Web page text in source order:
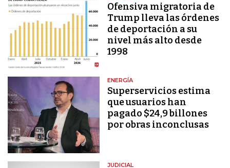
Ofensiva migratoria de
Trump lleva las órdenes
de deportación a su
nivel más alto desde
1998
ENERGÍA
Superservicios estima
que usuarios han
pagado $24,9 billones
por obras inconclusas
JUDICIAL